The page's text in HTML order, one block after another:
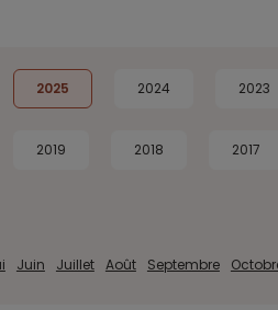
2025 2024 2023
2019 2018 2017
Juin Juillet Août Septembre